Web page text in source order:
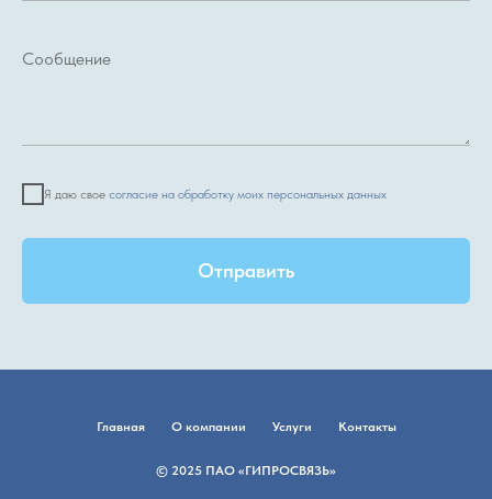
Я даю свое согласие на обработку моих персональных данных
Отправить
Главная О компании Услуги Контакты
© 2025 ПАО «ГИПРОСВЯЗЬ»